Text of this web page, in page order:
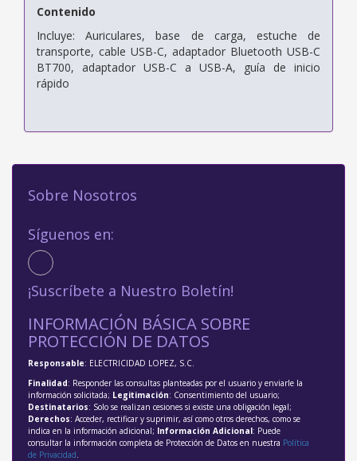
Contenido
Incluye: Auriculares, base de carga, estuche de
transporte, cable USB-C, adaptador Bluetooth USB-C
BT700, adaptador USB-C a USB-A, guía de inicio
rápido
Sobre Nosotros
Síguenos en:
¡Suscríbete a Nuestro Boletín!
INFORMACIÓN BÁSICA SOBRE
PROTECCIÓN DE DATOS
Responsable: ELECTRICIDAD LOPEZ, S.C.
Finalidad: Responder las consultas planteadas por el usuario y enviarle la
información solicitada; Legitimación: Consentimiento del usuario;
Destinatarios: Solo se realizan cesiones si existe una obligación legal;
Derechos: Acceder, rectificar y suprimir, así como otros derechos, como se
indica en la información adicional; Información Adicional: Puede
consultar la información completa de Protección de Datos en nuestra Política
de Privacidad